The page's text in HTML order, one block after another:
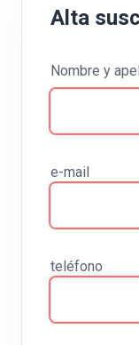
Alta
Nombre y
e-mail
teléfono